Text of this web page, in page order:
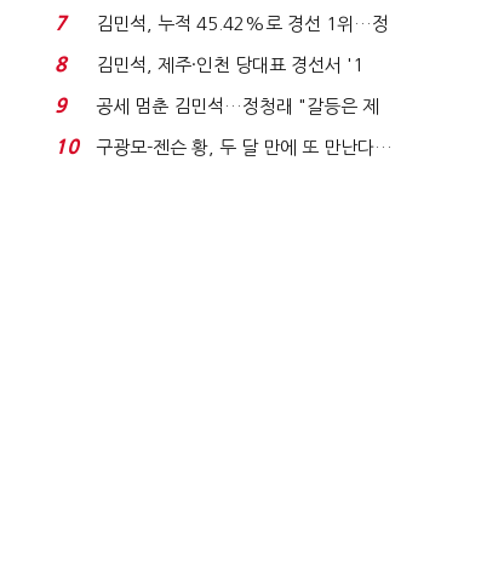
'1위 탈환'(종합)...
7
김민석, 누적 45.42%로 경선 1위…정
청래와 격차 0.86%p(...
8
김민석, 제주·인천 당대표 경선서 '1
위'(1보)...
9
공세 멈춘 김민석…정청래 "갈등은 제
가 수습"
10
구광모-젠슨 황, 두 달 만에 또 만난다…